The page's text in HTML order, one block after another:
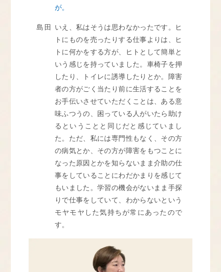
が。
島田
いえ、私はそうは思わなかったです。ヒ
トにものを売ったりする仕事よりは、ヒ
トに何かをする方が、ヒトとして簡単と
いう感じを持っていました。車椅子を押
したり、トイレに誘導したりとか。障害
者の方がごく当たり前に生活することを
お手伝いさせていただくことは、ある意
味ふつうの、困っている人がいたら助け
るということと同じだと感じていまし
た。ただ、私には専門性もなく、その方
の病気とか、その方が障害をもつことに
なった原因とかを知らないまま介助の仕
事をしていることにわだかまりを感じて
もいました。学習の機会がないまま手探
りで仕事をしていて、わからないという
モヤモヤした気持ちが常にあったので
す。